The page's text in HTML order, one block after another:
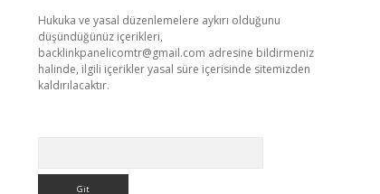
Hukuka ve yasal düzenlemelere aykırı olduğunu
düşündüğünüz içerikleri,
backlinkpanelicomtr@gmail.com adresine bildirmeniz
halinde, ilgili içerikler yasal süre içerisinde sitemizden
kaldırılacaktır.